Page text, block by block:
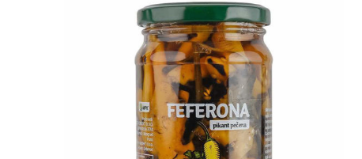
Meso, mesne i riblje prerađevine
Mleko, mlečni proizvodi i jaja
Prerada od voća i povrća i med
Osnovne namirnice
Organska i zdrava hrana